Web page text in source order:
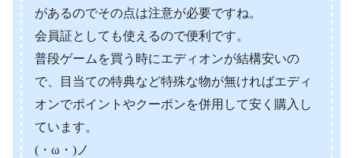
があるのでその点は注意が必要ですね。
会員証としても使えるので便利です。
普段ゲームを買う時にエディオンが結構安いの
で、目当ての特典など特殊な物が無ければエディ
オンでポイントやクーポンを併用して安く購入し
ています。
(・ω・)ノ